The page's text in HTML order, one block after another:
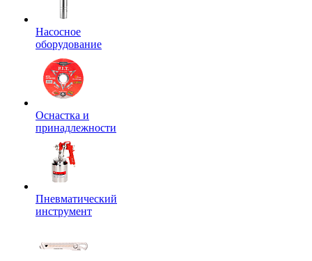
Насосное
оборудование
Оснастка и
принадлежности
Пневматический
инструмент